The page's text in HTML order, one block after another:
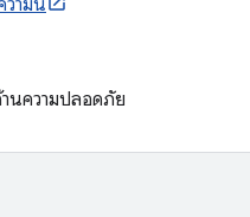
ามนี้
านความปลอดภัย